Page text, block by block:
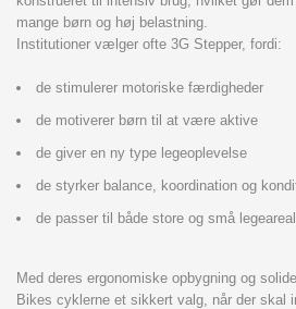
mange børn og høj belastning.
Institutioner vælger ofte 3G Stepper, fordi:
de stimulerer motoriske færdigheder
de motiverer børn til at være aktive
de giver en ny type legeoplevelse
de styrker balance, koordination og
de passer til både store og små
Med deres ergonomiske opbygning og
Bikes cyklerne et sikkert valg, når der skal